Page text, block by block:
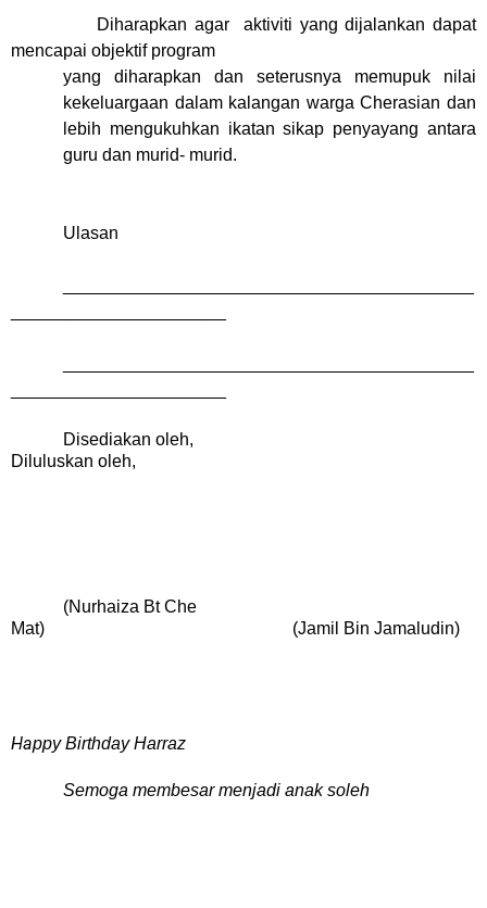
Diharapkan agar aktiviti yang dijalankan dapat
mencapai objektif program
yang diharapkan dan seterusnya memupuk nilai
kekeluargaan dalam kalangan warga Cherasian dan
lebih mengukuhkan ikatan sikap penyayang antara
guru dan murid- murid.
Ulasan
Disediakan oleh,
Diluluskan oleh,
(Nurhaiza Bt Che
Mat) (Jamil Bin Jamaludin)
Happy Birthday Harraz
Semoga membesar menjadi anak soleh